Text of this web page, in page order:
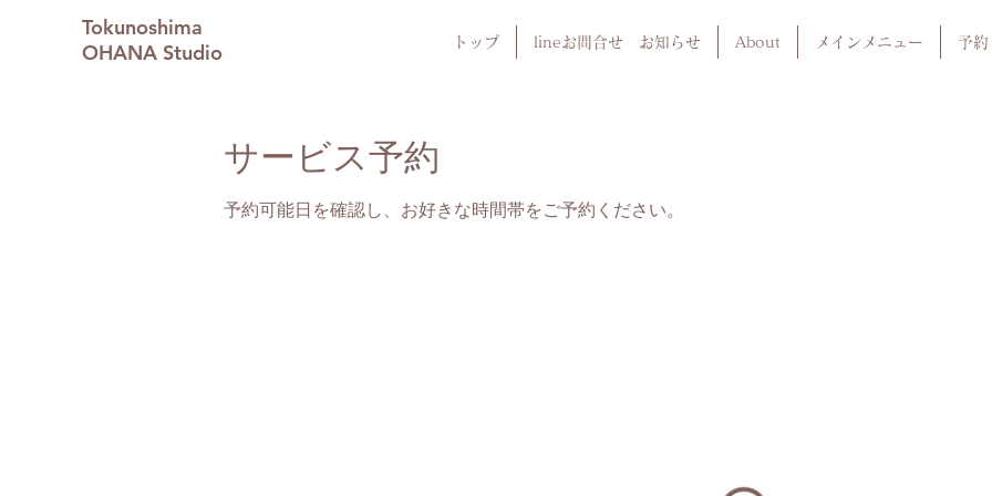
Tokunoshima
OHANA Studio
トップ lineお問合せ お知らせ About メインメニュー 予約
サービス予約
予約可能日を確認し、お好きな時間帯をご予約ください。